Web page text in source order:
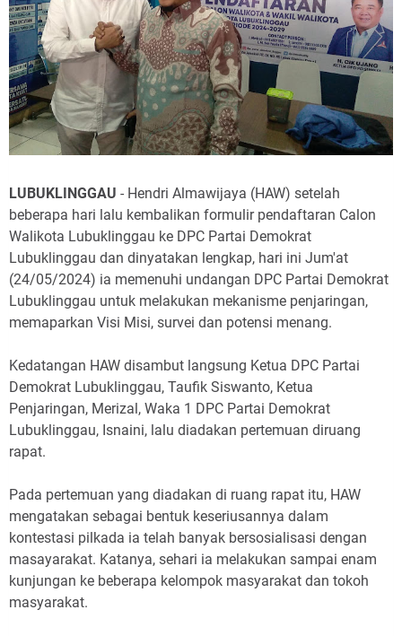
LUBUKLINGGAU - Hendri Almawijaya (HAW) setelah
beberapa hari lalu kembalikan formulir pendaftaran Calon
Walikota Lubuklinggau ke DPC Partai Demokrat
Lubuklinggau dan dinyatakan lengkap, hari ini Jum'at
(24/05/2024) ia memenuhi undangan DPC Partai Demokrat
Lubuklinggau untuk melakukan mekanisme penjaringan,
memaparkan Visi Misi, survei dan potensi menang.
Kedatangan HAW disambut langsung Ketua DPC Partai
Demokrat Lubuklinggau, Taufik Siswanto, Ketua
Penjaringan, Merizal, Waka 1 DPC Partai Demokrat
Lubuklinggau, Isnaini, lalu diadakan pertemuan diruang
rapat.
Pada pertemuan yang diadakan di ruang rapat itu, HAW
mengatakan sebagai bentuk keseriusannya dalam
kontestasi pilkada ia telah banyak bersosialisasi dengan
masayarakat. Katanya, sehari ia melakukan sampai enam
kunjungan ke beberapa kelompok masyarakat dan tokoh
masyarakat.